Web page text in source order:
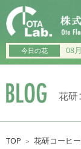
今日の花 08
花研
TOP ＞ 花研コーヒ